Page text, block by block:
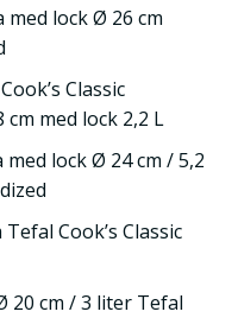
med lock Ø 26 cm
Classic
med lock 2,2 L
lock Ø 24 cm / 5,2
Cook’s Classic
20 cm / 3 liter Tefal